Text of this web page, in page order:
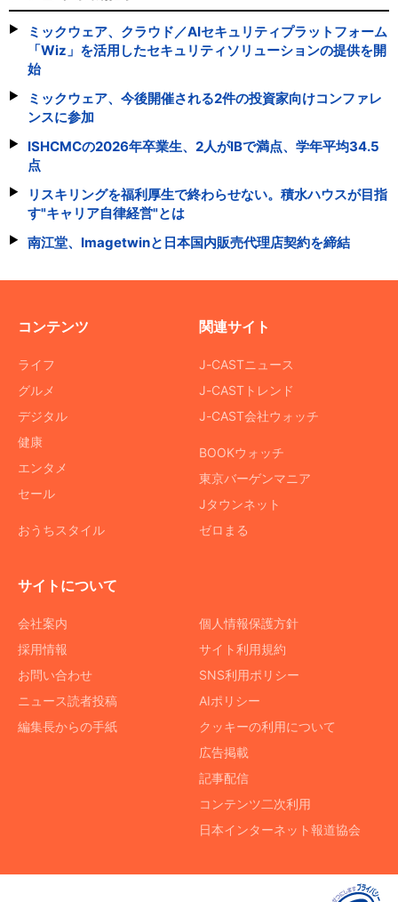
ミックウェア、クラウド／AIセキュリティプラットフォーム
「Wiz」を活用したセキュリティソリューションの提供を開
始
ミックウェア、今後開催される2件の投資家向けコンファレ
ンスに参加
ISHCMCの2026年卒業生、2人がIBで満点、学年平均34.5
点
リスキリングを福利厚生で終わらせない。積水ハウスが目指
す"キャリア自律経営"とは
南江堂、Imagetwinと日本国内販売代理店契約を締結
コンテンツ
ライフ
グルメ
デジタル
健康
エンタメ
セール
おうちスタイル
関連サイト
J-CASTニュース
J-CASTトレンド
J-CAST会社ウォッチ
BOOKウォッチ
東京バーゲンマニア
Jタウンネット
ゼロまる
サイトについて
会社案内
採用情報
お問い合わせ
ニュース読者投稿
編集長からの手紙
個人情報保護方針
サイト利用規約
SNS利用ポリシー
AIポリシー
クッキーの利用について
広告掲載
記事配信
コンテンツ二次利用
日本インターネット報道協会